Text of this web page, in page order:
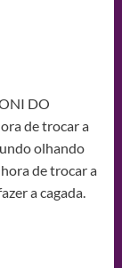
DO
de trocar a
olhando
de trocar a
a cagada.